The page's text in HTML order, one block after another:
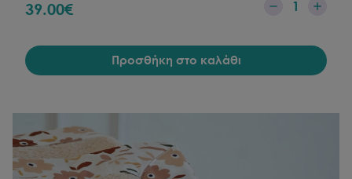
39.00€ 1
Προσθήκη στο καλάθι